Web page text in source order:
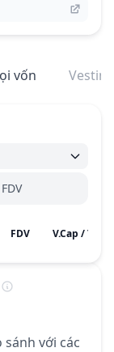
vốn Vesting
FDV
FDV V.Cap /
sánh với các